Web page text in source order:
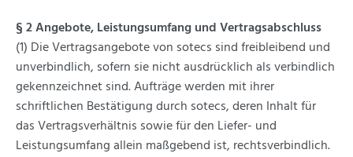
§ 2 Angebote, Leistungsumfang und Vertragsabschluss
(1) Die Vertragsangebote von sotecs sind freibleibend und
unverbindlich, sofern sie nicht ausdrücklich als verbindlich
gekennzeichnet sind. Aufträge werden mit ihrer
schriftlichen Bestätigung durch sotecs, deren Inhalt für
das Vertragsverhältnis sowie für den Liefer- und
Leistungsumfang allein maßgebend ist, rechtsverbindlich.